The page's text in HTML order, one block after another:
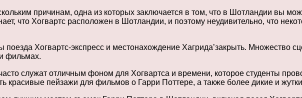
причинам, одна из которых заключается в том, что в Шотландии вы
что Хогвартс расположен в Шотландии, и поэтому неудивительно, что
Хогвартс-экспресс и местонахождение Хагрида’закрыть. Множество
фильмах.
служат отличным фоном для Хогвартса и времени, которое студенты
красивые пейзажи для фильмов о Гарри Поттере, а также более дикие и